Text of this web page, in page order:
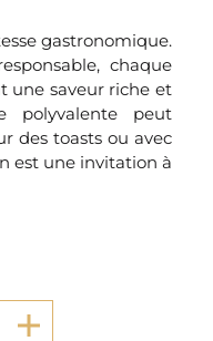
locales depuis 1976
de maquignon
de 45 ans
livrés en 24h
fine en ligne
disponibles
sommelier
gastronomique.
chaque
une saveur riche et
polyvalente peut
des toasts ou avec
est une invitation à